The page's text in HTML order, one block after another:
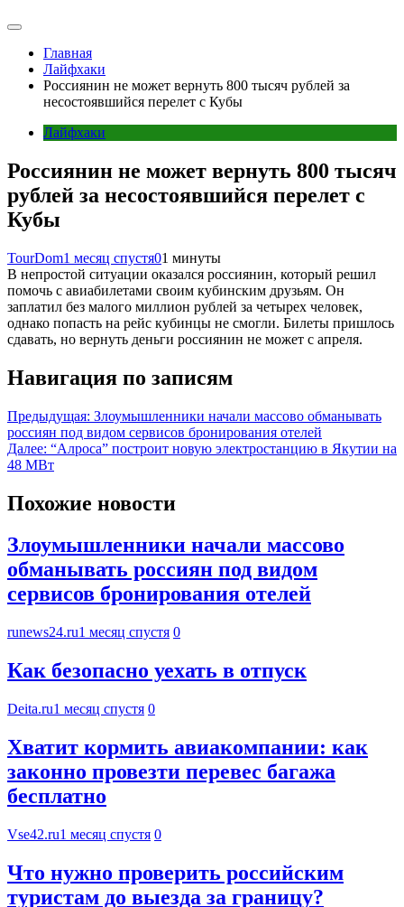
Главная
Лайфхаки
Россиянин не может вернуть 800 тысяч рублей за
несостоявшийся перелет с Кубы
Лайфхаки
Россиянин не может вернуть 800 тысяч
рублей за несостоявшийся перелет с
Кубы
TourDom1 месяц спустя01 минуты
В непростой ситуации оказался россиянин, который решил
помочь с авиабилетами своим кубинским друзьям. Он
заплатил без малого миллион рублей за четырех человек,
однако попасть на рейс кубинцы не смогли. Билеты пришлось
сдавать, но вернуть деньги россиянин не может с апреля.
Навигация по записям
Предыдущая: Злоумышленники начали массово обманывать
россиян под видом сервисов бронирования отелей
Далее: “Алроса” построит новую электростанцию в Якутии на
48 МВт
Похожие новости
Злоумышленники начали массово
обманывать россиян под видом
сервисов бронирования отелей
runews24.ru1 месяц спустя 0
Как безопасно уехать в отпуск
Deita.ru1 месяц спустя 0
Хватит кормить авиакомпании: как
законно провезти перевес багажа
бесплатно
Vse42.ru1 месяц спустя 0
Что нужно проверить российским
туристам до выезда за границу?